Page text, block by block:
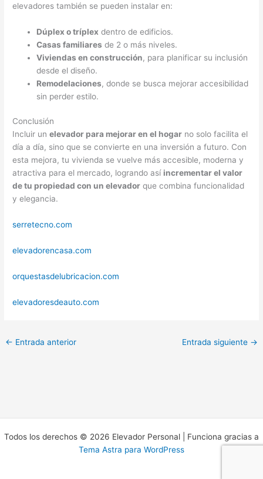
elevadores también se pueden instalar en:
Dúplex o tríplex dentro de edificios.
Casas familiares de 2 o más niveles.
Viviendas en construcción, para planificar su inclusión
desde el diseño.
Remodelaciones, donde se busca mejorar accesibilidad
sin perder estilo.
Conclusión
Incluir unelevador para mejorar en el hogar no solo facilita el
día a día, sino que se convierte en una inversión a futuro. Con
esta mejora, tu vivienda se vuelve más accesible, moderna y
atractiva para el mercado, logrando así incrementar el valor
de tu propiedad con un elevador que combina funcionalidad
y elegancia.
serretecno.com
elevadorencasa.com
orquestasdelubricacion.com
elevadoresdeauto.com
← Entrada anterior Entrada siguiente →
Todos los derechos © 2026 Elevador Personal | Funciona gracias a
Tema Astra para WordPress